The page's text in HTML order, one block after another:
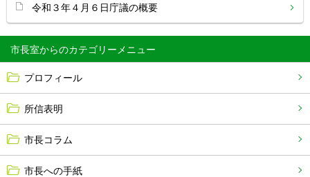
市長室から
プロフィール
所信表明
市長コラム
市長への手紙
令和３年４月６日庁議の概要